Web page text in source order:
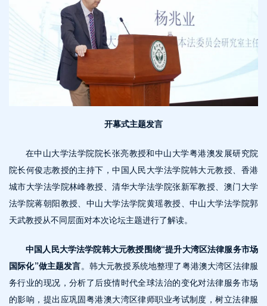
开幕式主题发言
在中山大学法学院院长张亮教授和中山大学粤港澳发展研究院
院长何俊志教授的主持下，中国人民大学法学院韩大元教授、香港
城市大学法学院林峰教授、清华大学法学院张新军教授、澳门大学
法学院蒋朝阳教授、中山大学法学院黄瑶教授、中山大学法学院郭
天武教授从不同层面对本次论坛主题进行了解读。
中国人民大学法学院韩大元教授围绕“提升大湾区法律服务市场
国际化”做主题发言。韩大元教授系统地整理了粤港澳大湾区法律服
务行业的现况，分析了后疫情时代全球法治的变化对法律服务市场
的影响，提出应巩固粤港澳大湾区律师职业考试制度，树立法律服